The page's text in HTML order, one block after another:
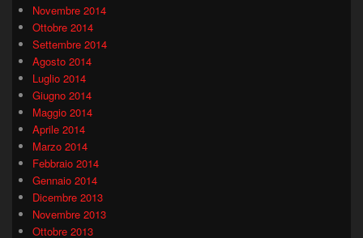
Novembre 2014
Ottobre 2014
Settembre 2014
Agosto 2014
Luglio 2014
Giugno 2014
Maggio 2014
Aprile 2014
Marzo 2014
Febbraio 2014
Gennaio 2014
Dicembre 2013
Novembre 2013
Ottobre 2013